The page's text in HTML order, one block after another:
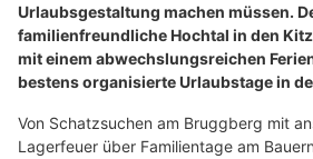
Urlaubsgestaltung machen müssen.
familienfreundliche Hochtal in den
mit einem abwechslungsreichen
bestens organisierte Urlaubstage in
Von Schatzsuchen am Bruggberg mit
Lagerfeuer über Familientage am